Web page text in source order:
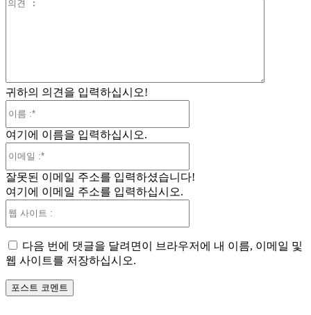
귀하의 의견을 입력하십시오!
여기에 이름을 입력하십시오.
일
잘못된 이메일 주소를 입력하셨습니다!
여기에 이메일 주소를 입력하십시오.
트
다음 번에 댓글을 달려면이 브라우저에 내 이름, 이메일 및
웹 사이트를 저장하십시오.